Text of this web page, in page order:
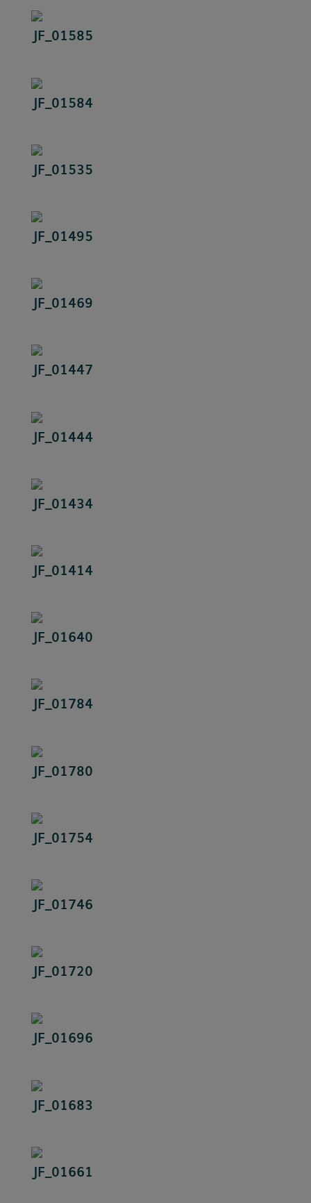
JF_01585
JF_01584
JF_01535
JF_01495
JF_01469
JF_01447
JF_01444
JF_01434
JF_01414
JF_01640
JF_01784
JF_01780
JF_01754
JF_01746
JF_01720
JF_01696
JF_01683
JF_01661